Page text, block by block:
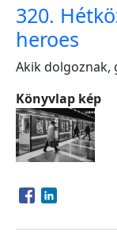
320.
heroes
Akik dolgoznak,
Könyvlap kép
Opens in a
Opens in a